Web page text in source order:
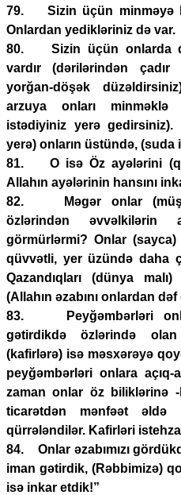
79. Sizin üçün minməyə
Onlardan yedikləriniz də var.
80. Sizin üçün onlarda
vardır (dərilərindən
yorğan-döşək
arzuya onları minməklə
istədiyiniz yerə
yerə) onların üstündə, (suda
81. O isə Öz ayələrini
Allahın ayələrinin hansını
82. Məgər onlar
özlərindən əvvəlkilərin
görmürlərmi? Onlar
qüvvətli, yer üzündə daha
Qazandıqları (dünya
(Allahın əzabını onlardan
83. Peyğəmbərləri
gətirdikdə özlərində
(kafirlərə) isə məsxərəyə
peyğəmbərləri onlara
zaman onlar öz biliklərinə
ticarətdən mənfəət əldə
qürrələndilər. Kafirləri
84. Onlar əzabımızı
iman gətirdik, (Rəbbimizə)
isə inkar etdik!”